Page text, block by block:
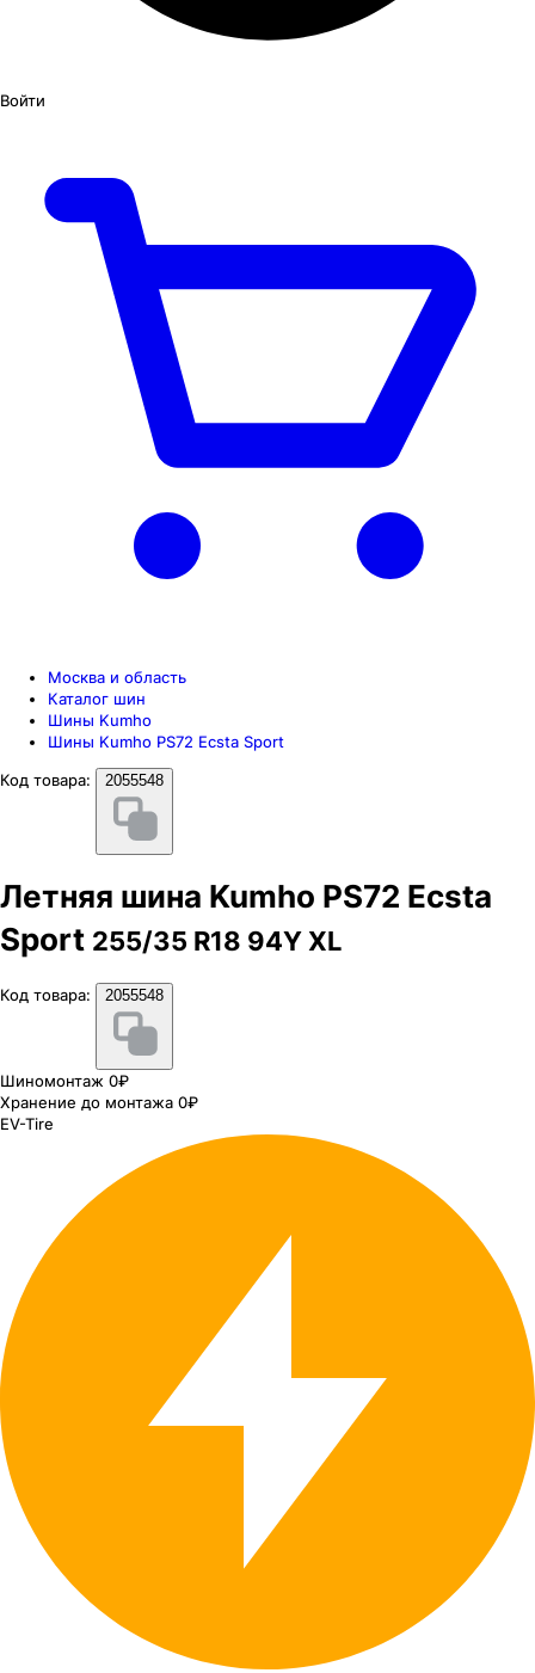
Войти
Москва и область
Каталог шин
Шины Kumho
Шины Kumho PS72 Ecsta Sport
Код товара:
2055548
Летняя шина Kumho PS72 Ecsta
Sport 255/35 R18 94Y XL
Код товара: 2055548
Шиномонтаж 0₽
Хранение до монтажа 0₽
EV-Tire